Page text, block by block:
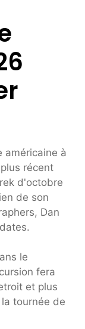
américaine à
récent
d'octobre
de son
Dan
le
fera
et plus
tournée de